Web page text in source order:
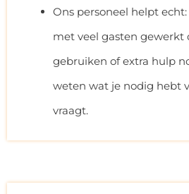
Ons personeel helpt
met veel gasten gewerkt
gebruiken of extra hulp
weten wat je nodig hebt
vraagt.